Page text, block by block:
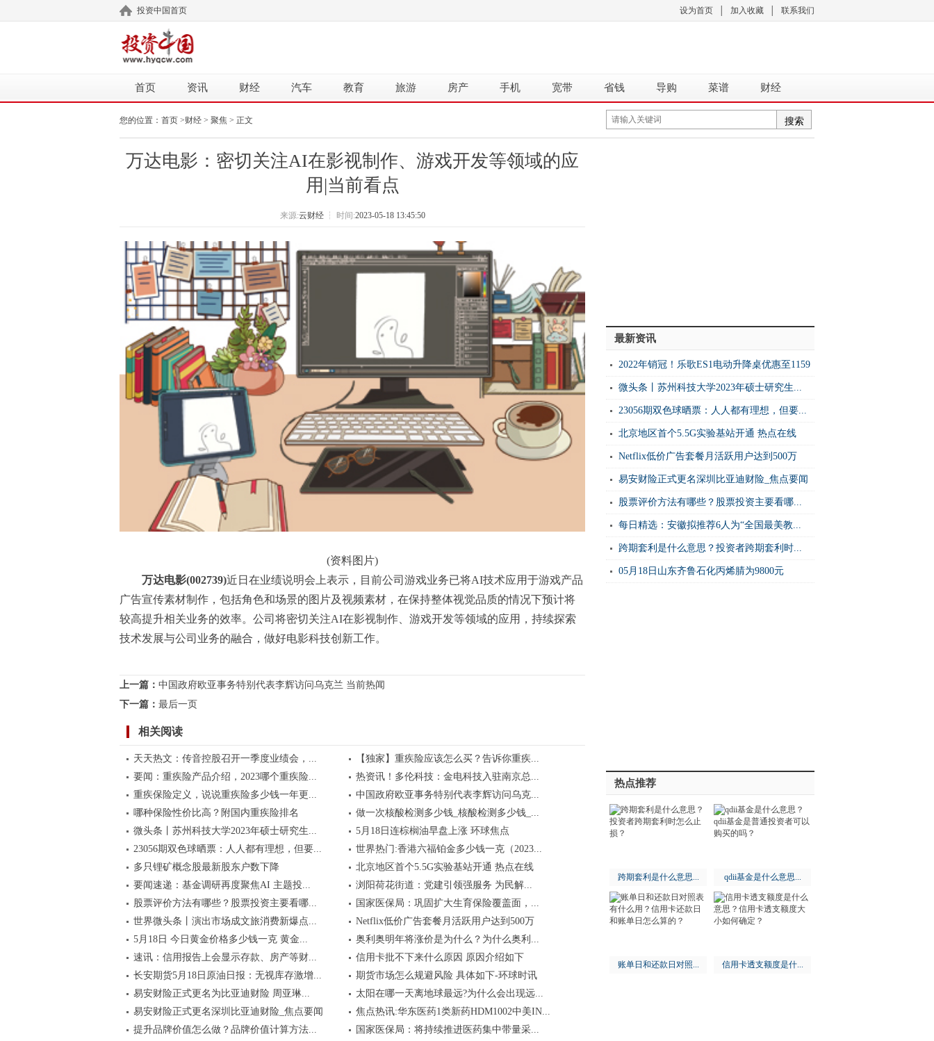
投资中国首页 设为首页 加入收藏 联系我们
首页 资讯 财经 汽车 教育 旅游 房产 手机 宽带 省钱 导购 菜谱 财经
您的位置： 首页 >财经 > 聚焦 > 正文
万达电影：密切关注AI在影视制作、游戏开发等领域的应
用|当前看点
来源:云财经 ┆ 时间:2023-05-18 13:45:50
(资料图片)
万达电影(002739)近日在业绩说明会上表示，目前公司游戏业务已将AI技术应用于游戏产品
广告宣传素材制作，包括角色和场景的图片及视频素材，在保持整体视觉品质的情况下预计将
较高提升相关业务的效率。公司将密切关注AI在影视制作、游戏开发等领域的应用，持续探索
技术发展与公司业务的融合，做好电影科技创新工作。
上一篇： 中国政府欧亚事务特别代表李辉访问乌克兰 当前热闻
下一篇： 最后一页
相关阅读
天天热文：传音控股召开一季度业绩会，...
【独家】重疾险应该怎么买？告诉你重疾...
要闻：重疾险产品介绍，2023哪个重疾险...
热资讯！多伦科技：金电科技入驻南京总...
重疾保险定义，说说重疾险多少钱一年更...
中国政府欧亚事务特别代表李辉访问乌克...
哪种保险性价比高？附国内重疾险排名
做一次核酸检测多少钱_核酸检测多少钱_...
微头条丨苏州科技大学2023年硕士研究生...
5月18日连棕榈油早盘上涨 环球焦点
23056期双色球晒票：人人都有理想，但要...
世界热门:香港六福铂金多少钱一克（2023...
多只锂矿概念股最新股东户数下降
北京地区首个5.5G实验基站开通 热点在线
要闻速递：基金调研再度聚焦AI 主题投...
浏阳荷花街道：党建引领强服务 为民解...
股票评价方法有哪些？股票投资主要看哪...
国家医保局：巩固扩大生育保险覆盖面，...
世界微头条丨演出市场成文旅消费新爆点...
Netflix低价广告套餐月活跃用户达到500万
5月18日 今日黄金价格多少钱一克 黄金...
奥利奥明年将涨价是为什么？为什么奥利...
速讯：信用报告上会显示存款、房产等财...
信用卡批不下来什么原因 原因介绍如下
长安期货5月18日原油日报：无视库存激增...
期货市场怎么规避风险 具体如下-环球时讯
易安财险正式更名为比亚迪财险 周亚琳...
太阳在哪一天离地球最远?为什么会出现远...
易安财险正式更名深圳比亚迪财险_焦点要闻
焦点热讯:华东医药1类新药HDM1002中美IN...
提升品牌价值怎么做？品牌价值计算方法...
国家医保局：将持续推进医药集中带量采...
最新资讯
2022年销冠！乐歌ES1电动升降桌优惠至1159
元 微头条丨苏州科技大学2023年硕士研究生...
23056期双色球晒票：人人都有理想，但要...
北京地区首个5.5G实验基站开通 热点在线
Netflix低价广告套餐月活跃用户达到500万
易安财险正式更名深圳比亚迪财险_焦点要闻
股票评价方法有哪些？股票投资主要看哪...
每日精选：安徽拟推荐6人为“全国最美教...
跨期套利是什么意思？投资者跨期套利时...
05月18日山东齐鲁石化丙烯腈为9800元
热点推荐
跨期套利是什么意思... qdii基金是什么意思...
账单日和还款日对照... 信用卡透支额度是什...